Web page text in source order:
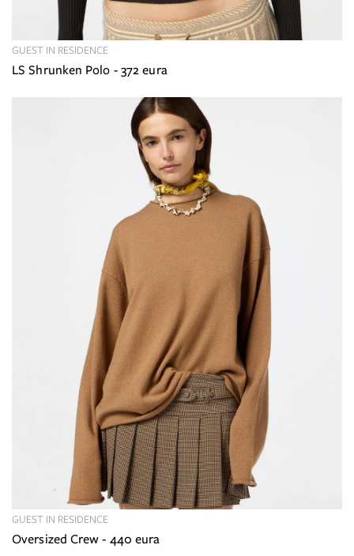
LS Shrunken Polo - 372 eura
GUEST IN RESIDENCE
Oversized Crew - 440 eura
GUEST IN RESIDENCE